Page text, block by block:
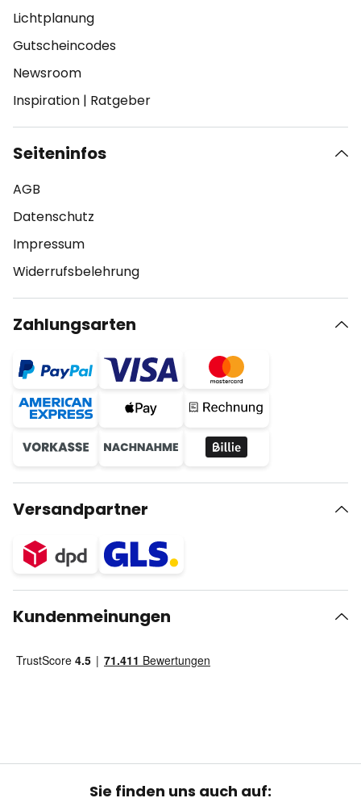
Lichtplanung
Gutscheincodes
Newsroom
Inspiration | Ratgeber
Seiteninfos
AGB
Datenschutz
Impressum
Widerrufsbelehrung
Zahlungsarten
Versandpartner
Kundenmeinungen
Sie finden uns auch auf: